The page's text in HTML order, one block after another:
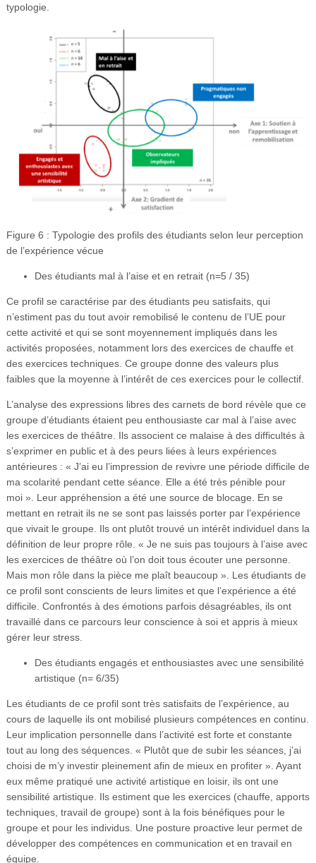
typologie.
Figure 6 : Typologie des profils des étudiants selon leur perception
de l’expérience vécue
Des étudiants mal à l’aise et en retrait (n=5 / 35)
Ce profil se caractérise par des étudiants peu satisfaits, qui
n’estiment pas du tout avoir remobilisé le contenu de l’UE pour
cette activité et qui se sont moyennement impliqués dans les
activités proposées, notamment lors des exercices de chauffe et
des exercices techniques. Ce groupe donne des valeurs plus
faibles que la moyenne à l’intérêt de ces exercices pour le collectif.
L’analyse des expressions libres des carnets de bord révèle que ce
groupe d’étudiants étaient peu enthousiaste car mal à l’aise avec
les exercices de théâtre. Ils associent ce malaise à des difficultés à
s’exprimer en public et à des peurs liées à leurs expériences
antérieures : « J’ai eu l’impression de revivre une période difficile de
ma scolarité pendant cette séance. Elle a été très pénible pour
moi ». Leur appréhension a été une source de blocage. En se
mettant en retrait ils ne se sont pas laissés porter par l’expérience
que vivait le groupe. Ils ont plutôt trouvé un intérêt individuel dans la
définition de leur propre rôle. « Je ne suis pas toujours à l’aise avec
les exercices de théâtre où l’on doit tous écouter une personne.
Mais mon rôle dans la pièce me plaît beaucoup ». Les étudiants de
ce profil sont conscients de leurs limites et que l’expérience a été
difficile. Confrontés à des émotions parfois désagréables, ils ont
travaillé dans ce parcours leur conscience à soi et appris à mieux
gérer leur stress.
Des étudiants engagés et enthousiastes avec une sensibilité
artistique (n= 6/35)
Les étudiants de ce profil sont très satisfaits de l’expérience, au
cours de laquelle ils ont mobilisé plusieurs compétences en continu.
Leur implication personnelle dans l’activité est forte et constante
tout au long des séquences. « Plutôt que de subir les séances, j’ai
choisi de m’y investir pleinement afin de mieux en profiter ». Ayant
eux même pratiqué une activité artistique en loisir, ils ont une
sensibilité artistique. Ils estiment que les exercices (chauffe, apports
techniques, travail de groupe) sont à la fois bénéfiques pour le
groupe et pour les individus. Une posture proactive leur permet de
développer des compétences en communication et en travail en
équipe.